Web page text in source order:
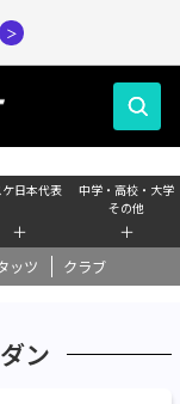
＞
ケ日本代表
＋
中学・高校・大学
その他
＋
ッツ クラブ
ン